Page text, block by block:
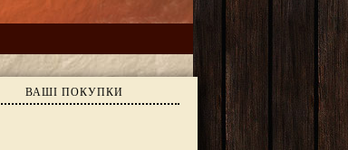
ВАШІ ПОКУПКИ